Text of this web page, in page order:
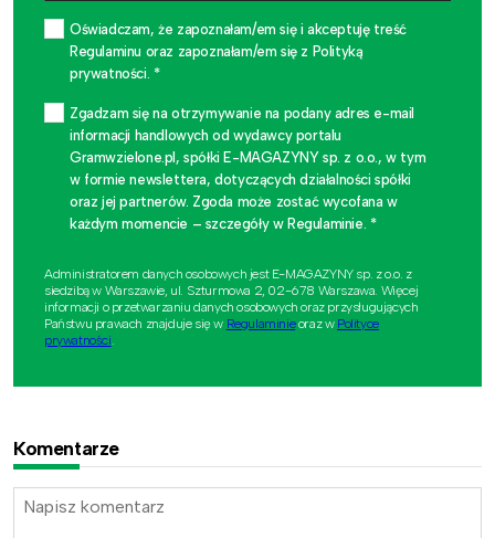
Oświadczam, że zapoznałam/em się i akceptuję treść
Regulaminu oraz zapoznałam/em się z Polityką
prywatności. *
Zgadzam się na otrzymywanie na podany adres e-mail
informacji handlowych od wydawcy portalu
Gramwzielone.pl, spółki E-MAGAZYNY sp. z o.o., w tym
w formie newslettera, dotyczących działalności spółki
oraz jej partnerów. Zgoda może zostać wycofana w
każdym momencie – szczegóły w Regulaminie. *
Administratorem danych osobowych jest E-MAGAZYNY sp. z o.o. z
siedzibą w Warszawie, ul. Szturmowa 2, 02-678 Warszawa. Więcej
informacji o przetwarzaniu danych osobowych oraz przysługujących
Państwu prawach znajduje się w Regulaminieoraz w Polityce
prywatności
Komentarze